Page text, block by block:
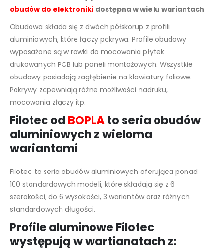
obudów do elektroniki dostępna w wielu wariantach
Obudowa składa się z dwóch półskorup z profili
aluminiowych, które łączy pokrywa. Profile obudowy
wyposażone są w rowki do mocowania płytek
drukowanych PCB lub paneli montażowych. Wszystkie
obudowy posiadają zagłębienie na klawiatury foliowe.
Pokrywy zapewniają różne możliwości nadruku,
mocowania złączy itp.
Filotec od BOPLAto seria obudów
aluminiowych z wieloma
wariantami
Filotec to seria obudów aluminiowych oferująca ponad
100 standardowych modeli, które składają się z 6
szerokości, do 6 wysokości, 3 wariantów oraz różnych
standardowych długości.
Profile aluminowe Filotec
występują w wartianatach z: